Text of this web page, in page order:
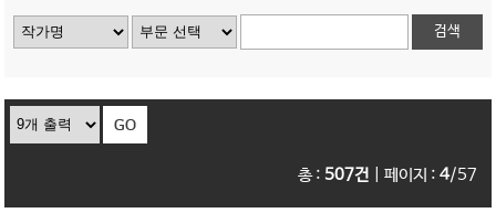
총 : 507건| 페이지 : 4/57